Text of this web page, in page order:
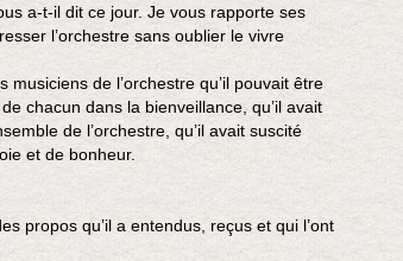
a-t-il dit ce jour. Je vous rapporte ses
l’orchestre sans oublier le vivre
de l’orchestre qu’il pouvait être
chacun dans la bienveillance, qu’il avait
de l’orchestre, qu’il avait suscité
et de bonheur.
propos qu’il a entendus, reçus et qui l’ont